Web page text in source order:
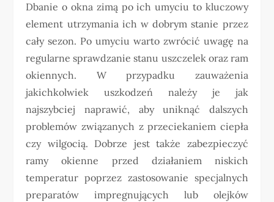
Dbanie o okna zimą po ich umyciu to kluczowy
element utrzymania ich w dobrym stanie przez
cały sezon. Po umyciu warto zwrócić uwagę na
regularne sprawdzanie stanu uszczelek oraz ram
okiennych. W przypadku zauważenia
jakichkolwiek uszkodzeń należy je jak
najszybciej naprawić, aby uniknąć dalszych
problemów związanych z przeciekaniem ciepła
czy wilgocią. Dobrze jest także zabezpieczyć
ramy okienne przed działaniem niskich
temperatur poprzez zastosowanie specjalnych
preparatów impregnujących lub olejków